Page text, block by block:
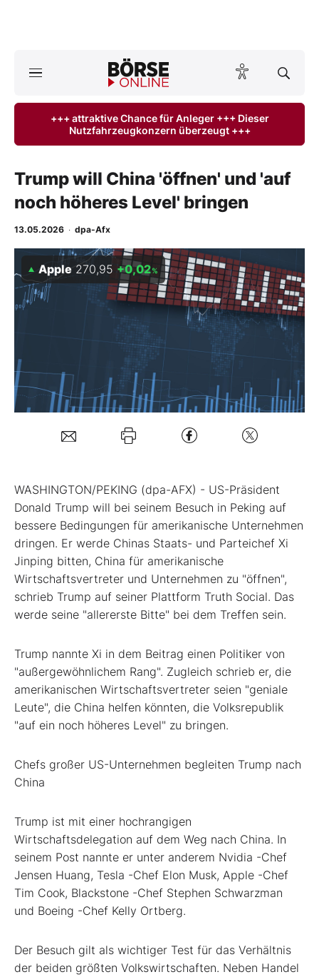
ktuelle Ausgabe BÖRSE ONLINE lesen
Anlageprodukte
Finanz-Check
Abo & Shop
BO-Musterdepots
Mein Konto
Folgen Sie uns
Kontakt
+++ attraktive Chance für Anleger +++ Dieser
Nutzfahrzeugkonzern überzeugt +++
Trump will China 'öffnen' und 'auf
noch höheres Level' bringen
13.05.2026 · dpa-Afx
Apple 270,95 +0,02%
WASHINGTON/PEKING (dpa-AFX) - US-Präsident
Donald Trump will bei seinem Besuch in Peking auf
bessere Bedingungen für amerikanische Unternehmen
dringen. Er werde Chinas Staats- und Parteichef Xi
Jinping bitten, China für amerikanische
Wirtschaftsvertreter und Unternehmen zu "öffnen",
schrieb Trump auf seiner Plattform Truth Social. Das
werde seine "allererste Bitte" bei dem Treffen sein.
Trump nannte Xi in dem Beitrag einen Politiker von
"außergewöhnlichem Rang". Zugleich schrieb er, die
amerikanischen Wirtschaftsvertreter seien "geniale
Leute", die China helfen könnten, die Volksrepublik
"auf ein noch höheres Level" zu bringen.
Chefs großer US-Unternehmen begleiten Trump nach
China
Trump ist mit einer hochrangigen
Wirtschaftsdelegation auf dem Weg nach China. In
seinem Post nannte er unter anderem Nvidia -Chef
Jensen Huang, Tesla -Chef Elon Musk, Apple -Chef
Tim Cook, Blackstone -Chef Stephen Schwarzman
und Boeing -Chef Kelly Ortberg.
Der Besuch gilt als wichtiger Test für das Verhältnis
der beiden größten Volkswirtschaften. Neben Handel